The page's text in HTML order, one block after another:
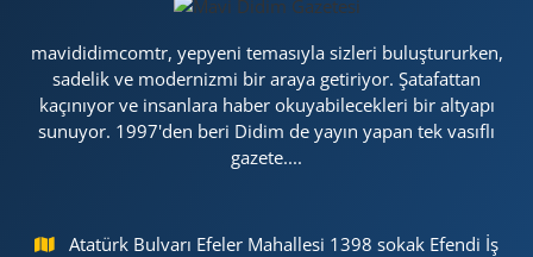
mavididimcomtr, yepyeni temasıyla sizleri buluştururken,
sadelik ve modernizmi bir araya getiriyor. Şatafattan
kaçınıyor ve insanlara haber okuyabilecekleri bir altyapı
sunuyor. 1997'den beri Didim de yayın yapan tek vasıflı
gazete....
Atatürk Bulvarı Efeler Mahallesi 1398 sokak Efendi İş